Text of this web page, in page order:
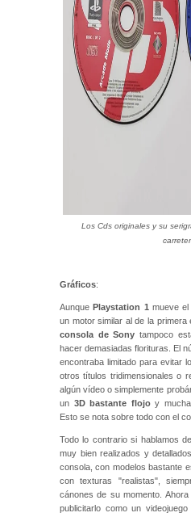
Los Cds originales y su
Gráficos:
AunquePlaystation 1mueve
un motor similar al de la primera
consola de Sony tampoco
hacer demasiadas florituras. El
encontraba limitado para evitar
otros títulos tridimensionales o
algún vídeo o simplemente
un 3D bastante flojoy
Esto se nota sobre todo con el
Todo lo contrario si hablamos
muy bien realizados y
consola, con modelos bastante
con texturas "realistas",
cánones de su momento.
publicitarlo como un